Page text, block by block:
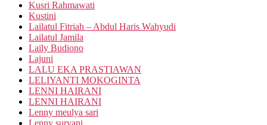
Kusri Rahmawati
Kustini
Lailatul Fitriah – Abdul Haris Wahyudi
Lailatul Jamila
Laily Budiono
Lajuni
LALU EKA PRASTIAWAN
LELIYANTI MOKOGINTA
LENNI HAIRANI
LENNI HAIRANI
Lenny meulya sari
Lenny suryani